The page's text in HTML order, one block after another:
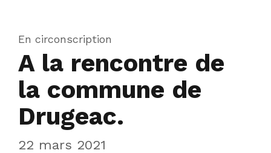
En circonscription
A la rencontre de
la commune de
Drugeac.
22 mars 2021